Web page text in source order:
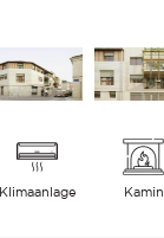
Klimaanlage Kamin